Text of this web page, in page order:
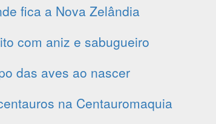
fica a Nova Zelândia
com aniz e sabugueiro
das aves ao nascer
na Centauromaquia